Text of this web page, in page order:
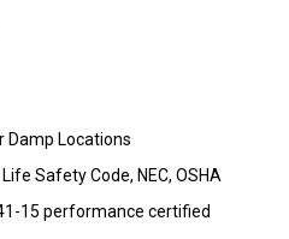
Damp Locations
Safety Code, NEC, OSHA
15 performance certified